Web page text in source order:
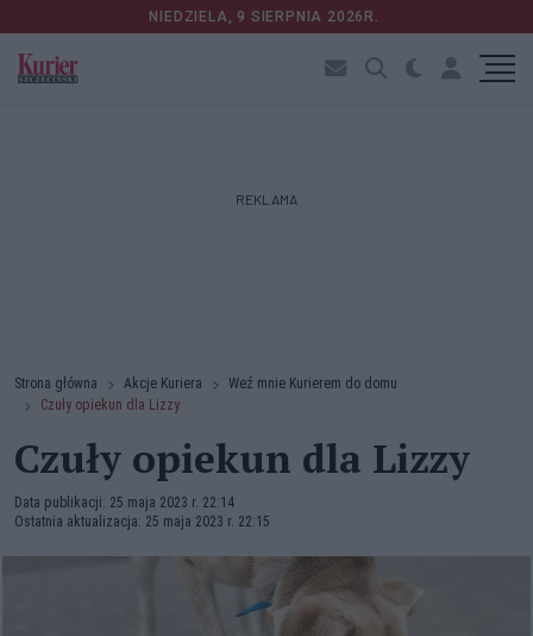
NIEDZIELA, 9 SIERPNIA 2026R.
REKLAMA
Strona główna Akcje Kuriera
Weź mnie Kurierem do domu
Czuły opiekun dla Lizzy
Czuły opiekun dla Lizzy
Data publikacji: 25 maja 2023 r. 22:14
Ostatnia aktualizacja: 25 maja 2023 r. 22:15